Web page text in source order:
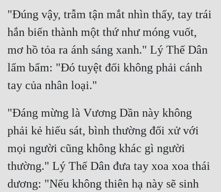
"Đúng vậy, trẫm tận mắt nhìn thấy, tay trái
hắn biến thành một thứ như móng vuốt,
mơ hồ tỏa ra ánh sáng xanh." Lý Thế Dân
lẩm bẩm: "Đó tuyệt đối không phải cánh
"Đáng mừng là Vương Dần này không
phải kẻ hiếu sát, bình thường đối xử với
mọi người cũng không khác gì người
thường." Lý Thế Dân đưa tay xoa xoa thái
dương: "Nếu không thiên hạ này sẽ sinh